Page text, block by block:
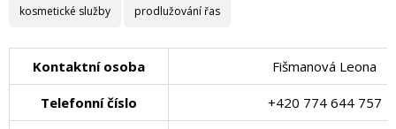
kosmetické služby prodlužování řas
Kontaktní osoba Fišmanová Leona
Telefonní číslo +420 774 644 757